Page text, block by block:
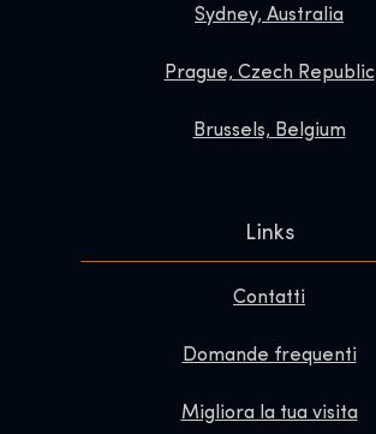
Sydney, Australia
Prague, Czech Republic
Brussels, Belgium
Links
Contatti
Domande frequenti
Migliora la tua visita